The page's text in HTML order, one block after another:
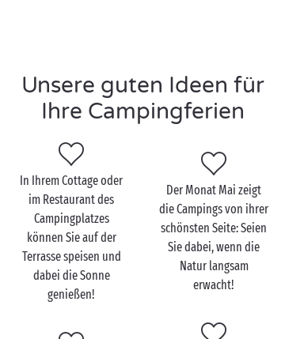
Ganz nach Wunsch können sich die Kinder auf den
Multisport-Anlagen austoben, auf den Spielplätzen
im Freien viele Bekanntschaften schließen und an
den Animationen teilnehmen, die unsere Teams
anbieten. Die Sonne lässt ein wenig auf sich warten?
Dann auf insbeheizte und überdachte Schwimmbad
wo das Wasser stets angenehm temperiert ist!
Lassen Sie sich doch mal zu zweit verwöhnen im
Wellnessbereich
, bauen Sie Stress ab im
Balneobereich oder erkunden Sie die Umgebung!
Radtouren im Forêt des
, vergnügte Stunden
mit dem Bateau-Mouche auf der Seine … Jede
Unsere guten Ideen für
Ihre Campingferien
In Ihrem Cottage oder
im Restaurant des
Campingplatzes
können Sie auf der
Terrasse speisen und
dabei die Sonne
genießen!
Der Monat Mai zeigt
die Campings von ihrer
schönsten Seite: Seien
Sie dabei, wenn die
Natur langsam
erwacht!